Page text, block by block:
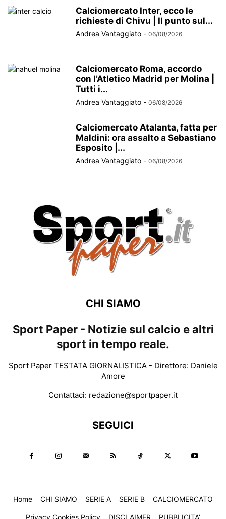
Calciomercato Inter, ecco le
richieste di Chivu | Il punto sul...
Andrea Vantaggiato - 06/08/2026
Calciomercato Roma, accordo
con l’Atletico Madrid per Molina |
Tutti i...
Andrea Vantaggiato - 06/08/2026
Calciomercato Atalanta, fatta per
Maldini: ora assalto a Sebastiano
Esposito |...
Andrea Vantaggiato - 06/08/2026
CHI SIAMO
Sport Paper - Notizie sul calcio e altri
sport in tempo reale.
Sport Paper TESTATA GIORNALISTICA - Direttore: Daniele
Amore
Contattaci: redazione@sportpaper.it
SEGUICI
Home CHI SIAMO SERIE A SERIE B CALCIOMERCATO
Privacy Cookies Policy DISCLAIMER PUBBLICITA’